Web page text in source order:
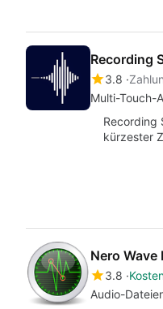
Recording
3.8
Multi-Touch-
Recording
kürzester
Nero Wave
3.8
Audio-